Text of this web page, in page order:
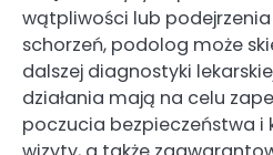
wątpliwości lub
schorzeń, podolog może
dalszej diagnostyki
działania mają na celu
poczucia bezpieczeństwa